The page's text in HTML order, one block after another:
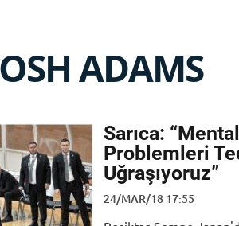
ADAMS
Sarıca: “Mental
Problemleri
Uğraşıyoruz”
24/MAR/18 17:55